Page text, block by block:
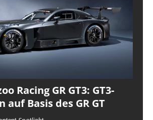
Racing GR GT3: GT3-
auf Basis des GR GT